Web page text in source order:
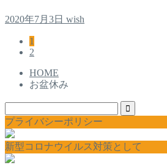
2020年7月3日 wish
1
2
HOME
お盆休み
プライバシーポリシー
新型コロナウイルス対策として